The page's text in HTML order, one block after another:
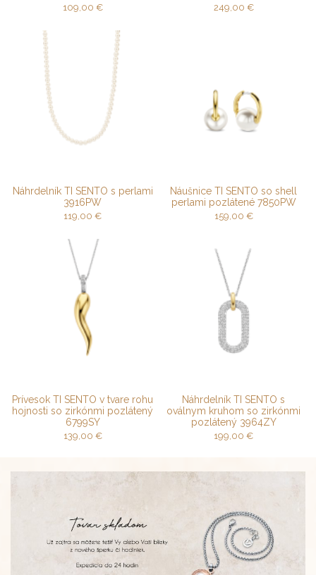
109,00 € 249,00 €
Náhrdelník TI SENTO s perlami
3916PW
119,00 €
Náušnice TI SENTO so shell
perlami pozlátené 7850PW
159,00 €
Prívesok TI SENTO v tvare rohu
hojnosti so zirkónmi pozlátený
6799SY
139,00 €
Náhrdelník TI SENTO s
oválnym kruhom so zirkónmi
pozlátený 3964ZY
199,00 €